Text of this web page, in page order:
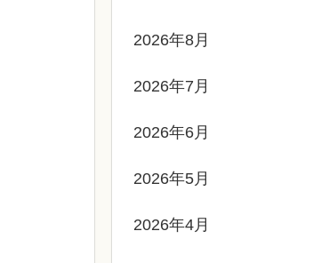
2026年8月
2026年7月
2026年6月
2026年5月
2026年4月